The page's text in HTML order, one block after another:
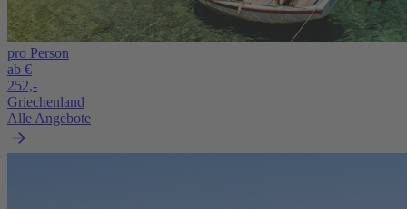
pro Person
ab €
252,-
Griechenland
Alle Angebote